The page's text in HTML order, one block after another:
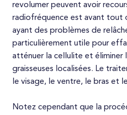
revolumer peuvent avoir
radiofréquence est avant tout
ayant des problèmes de
particulièrement utile pour
atténuer la cellulite et éliminer
graisseuses localisées. Le
le visage, le ventre, le bras et
Notez cependant que la